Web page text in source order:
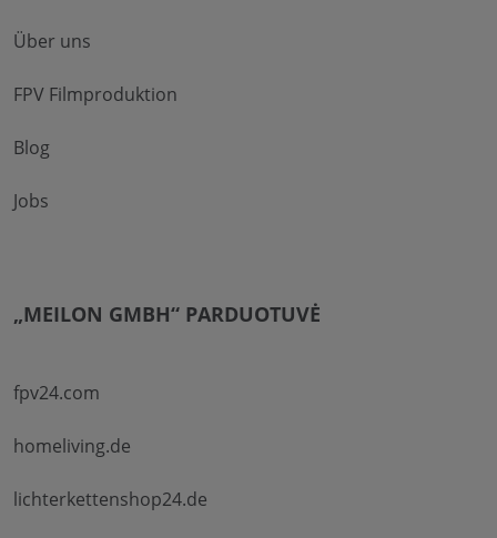
Über uns
FPV Filmproduktion
Blog
Jobs
„MEILON GMBH“ PARDUOTUVĖ
fpv24.com
homeliving.de
lichterkettenshop24.de